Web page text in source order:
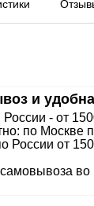
и
России - от
по Москве
России от
во